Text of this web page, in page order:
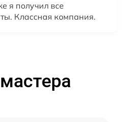
я получил все
Классная компания.